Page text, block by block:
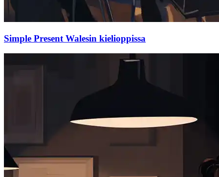
Simple Present Walesin kielioppissa